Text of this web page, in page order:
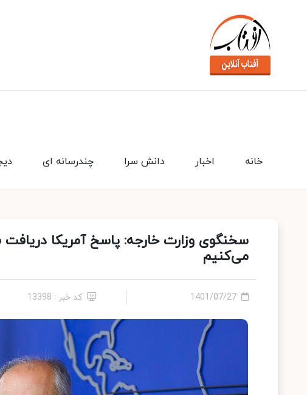
چندرسانه ای دانش سرا اخبار خانه
سخنگوی وزارت خارجه: پاسخ آمریکا
می‌کنیم
1401/07/27 کد خبر : 13398